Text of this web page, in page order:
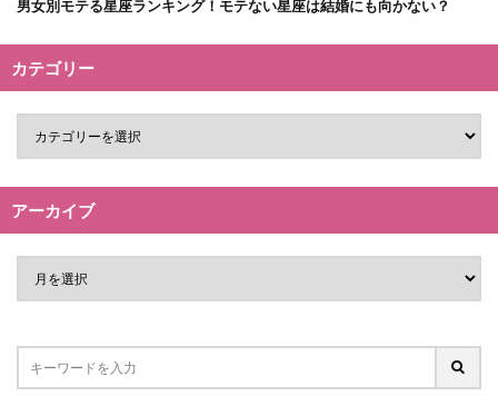
男女別モテる星座ランキング！モテない星座は結婚にも向かない？
カテゴリー
アーカイブ